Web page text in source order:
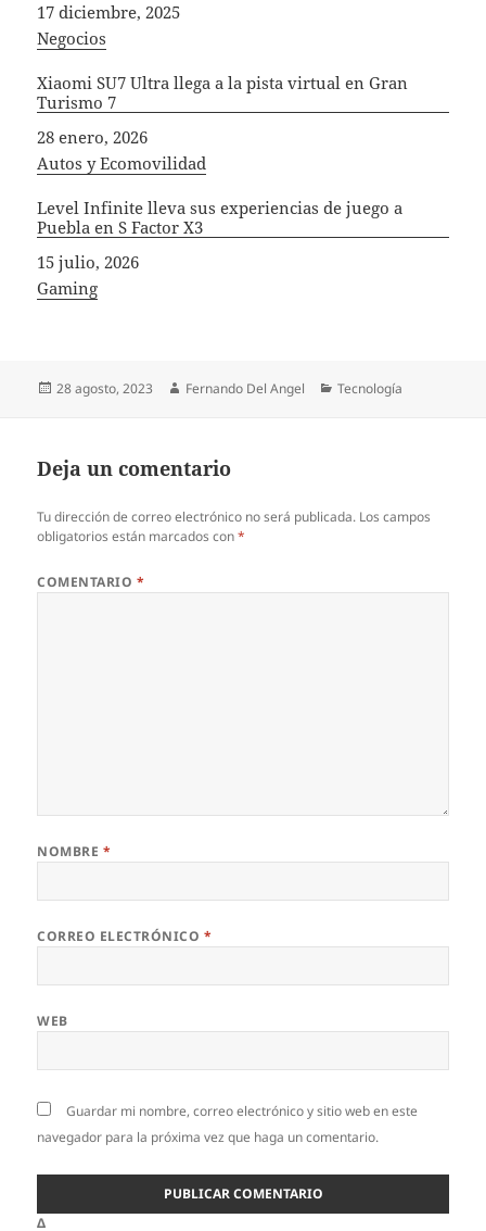
Fecha
17 diciembre, 2025
In relation to
Negocios
Xiaomi SU7 Ultra llega a la pista virtual en Gran
Turismo 7
Fecha
28 enero, 2026
In relation to
Autos y Ecomovilidad
Level Infinite lleva sus experiencias de juego a
Puebla en S Factor X3
Fecha
15 julio, 2026
In relation to
Gaming
Publicado
28 agosto, 2023 Autor
Fernando Del Angel Categorías
Tecnología
Deja un comentario
Tu dirección de correo electrónico no será publicada. Los campos
obligatorios están marcados con*
COMENTARIO *
NOMBRE *
CORREO ELECTRÓNICO *
WEB
Guardar mi nombre, correo electrónico y sitio web en este
navegador para la próxima vez que haga un comentario.
Δ